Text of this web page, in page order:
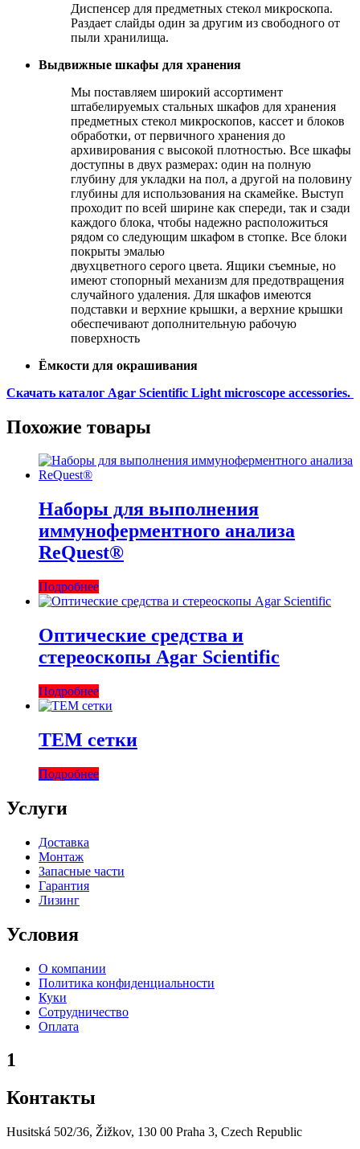
Диспенсер для предметных стекол микроскопа.
Раздает слайды один за другим из свободного от
пыли хранилища.
Выдвижные шкафы для хранения
Мы поставляем широкий ассортимент
штабелируемых стальных шкафов для хранения
предметных стекол микроскопов, кассет и блоков
обработки, от первичного хранения до
архивирования с высокой плотностью. Все шкафы
доступны в двух размерах: один на полную
глубину для укладки на пол, а другой на половину
глубины для использования на скамейке. Выступ
проходит по всей ширине как спереди, так и сзади
каждого блока, чтобы надежно расположиться
рядом со следующим шкафом в стопке. Все блоки
покрыты эмалью
двухцветного серого цвета. Ящики съемные, но
имеют стопорный механизм для предотвращения
случайного удаления. Для шкафов имеются
подставки и верхние крышки, а верхние крышки
обеспечивают дополнительную рабочую
поверхность
Ёмкости для окрашивания
Скачать каталог Agar Scientific Light microscope accessories.
Похожие товары
Наборы для выполнения
иммуноферментного анализа
ReQuest®
Подробнее
Оптические средства и
стереоскопы Agar Scientific
Подробнее
TEM сетки
Подробнее
Услуги
Доставка
Монтаж
Запасные части
Гарантия
Лизинг
Условия
О компании
Политика конфиденциальности
Куки
Сотрудничество
Оплата
1
Контакты
Husitská 502/36, Žižkov, 130 00 Praha 3, Czech Republic